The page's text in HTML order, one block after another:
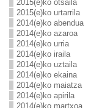
2015(e)ko otsaila
2015(e)ko urtarrila
2014(e)ko abendua
2014(e)ko azaroa
2014(e)ko urria
2014(e)ko iraila
2014(e)ko uztaila
2014(e)ko ekaina
2014(e)ko maiatza
2014(e)ko apirila
2014(e)ko martxoa